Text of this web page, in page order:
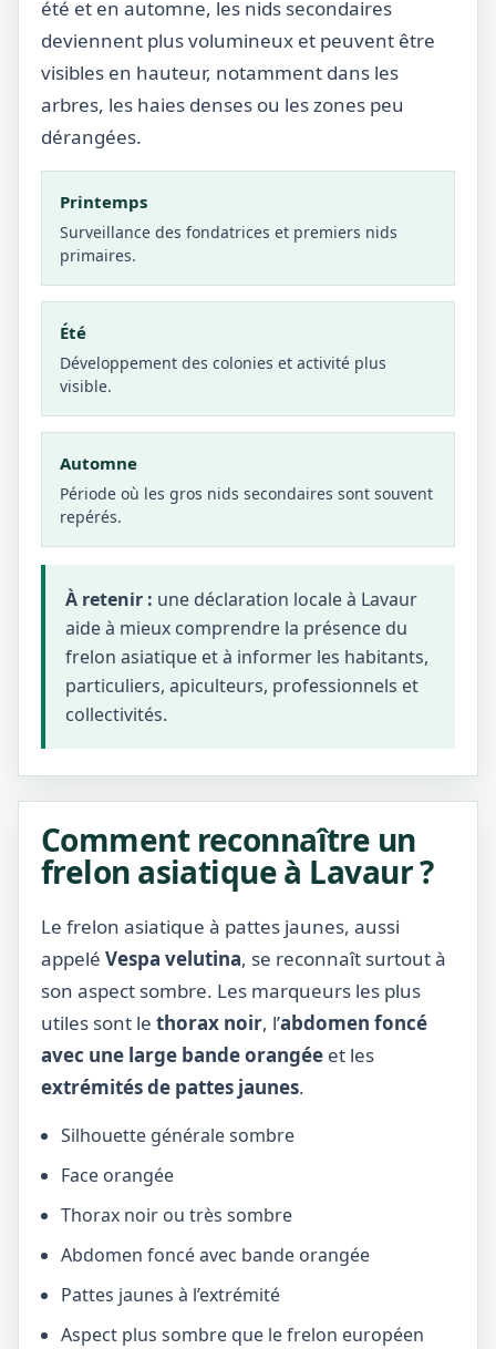
été et en automne, les nids secondaires
deviennent plus volumineux et peuvent être
visibles en hauteur, notamment dans les
arbres, les haies denses ou les zones peu
dérangées.
Printemps
Surveillance des fondatrices et premiers nids
primaires.
Été
Développement des colonies et activité plus
visible.
Automne
Période où les gros nids secondaires sont souvent
repérés.
À retenir : une déclaration locale à Lavaur
aide à mieux comprendre la présence du
frelon asiatique et à informer les habitants,
particuliers, apiculteurs, professionnels et
collectivités.
Comment reconnaître un
frelon asiatique à Lavaur ?
Le frelon asiatique à pattes jaunes, aussi
appelé Vespa velutina, se reconnaît surtout à
son aspect sombre. Les marqueurs les plus
utiles sont le thorax noir, l’abdomen foncé
avec une large bande orangée et les
extrémités de pattes jaunes.
Silhouette générale sombre
Face orangée
Thorax noir ou très sombre
Abdomen foncé avec bande orangée
Pattes jaunes à l’extrémité
Aspect plus sombre que le frelon européen